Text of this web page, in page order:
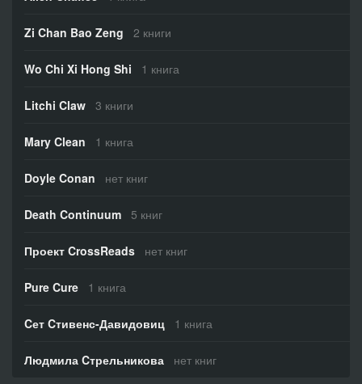
Zi Chan Bao Zeng 2 книги
Wo Chi Xi Hong Shi 1 книга
Litchi Claw 3 книги
Mary Clean 1 книга
Doyle Conan нет книг
Death Continuum 5 книг
Проект CrossReads нет книг
Pure Cure 1 книга
Cет Cтивенс-Давидовиц 1 книга
Людмила Cтрельникова нет книг